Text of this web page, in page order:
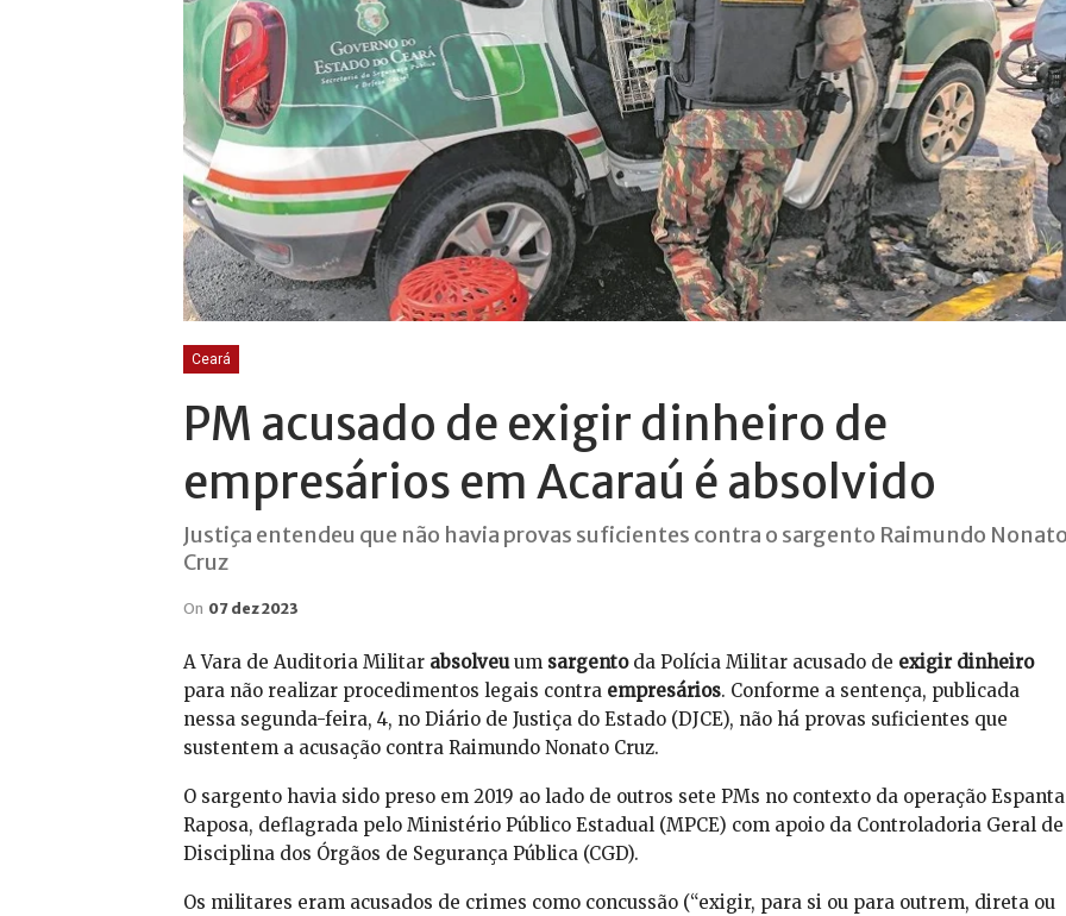
Ceará
PM acusado de exigir dinheiro de
empresários em Acaraú é absolvido
Justiça entendeu que não havia provas suficientes contra o sargento Raimundo
Cruz
On 07 dez 2023
A Vara de Auditoria Militar absolveuum sargentoda Polícia Militar acusado de exigir dinheiro
para não realizar procedimentos legais contra empresários. Conforme a sentença, publicada
nessa segunda-feira, 4, no Diário de Justiça do Estado (DJCE), não há provas suficientes que
sustentem a acusação contra Raimundo Nonato Cruz.
O sargento havia sido preso em 2019 ao lado de outros sete PMs no contexto da operação Espanta
Raposa, deflagrada pelo Ministério Público Estadual (MPCE) com apoio da Controladoria Geral de
Disciplina dos Órgãos de Segurança Pública (CGD).
Os militares eram acusados de crimes como concussão (“exigir, para si ou para outrem, direta ou